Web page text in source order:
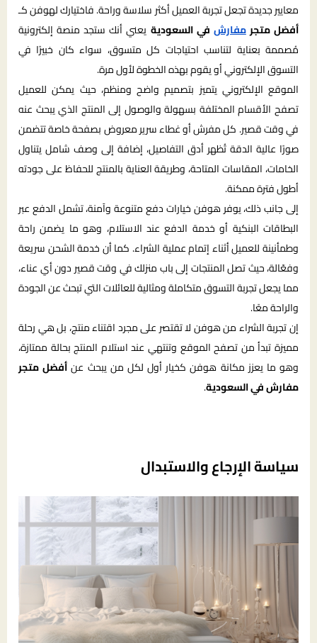
معايير جديدة تجعل تجربة العميل أكثر سلاسة وراحة. فاختيارك لهوفن كـ
أفضل متجرمفارش في السعودية يعني أنك ستجد منصة إلكترونية
مُصممة بعناية لتناسب احتياجات كل متسوق، سواء كان خبيرًا في
التسوق الإلكتروني أو يقوم بهذه الخطوة لأول مرة.
الموقع الإلكتروني يتميز بتصميم واضح ومنظم، حيث يمكن للعميل
تصفح الأقسام المختلفة بسهولة والوصول إلى المنتج الذي يبحث عنه
في وقت قصير. كل مفرش أو غطاء سرير معروض بصفحة خاصة تتضمن
صورًا عالية الدقة تُظهر أدق التفاصيل، إضافة إلى وصف شامل يتناول
الخامات، المقاسات المتاحة، وطريقة العناية بالمنتج للحفاظ على جودته
أطول فترة ممكنة.
إلى جانب ذلك، يوفر هوفن خيارات دفع متنوعة وآمنة، تشمل الدفع عبر
البطاقات البنكية أو خدمة الدفع عند الاستلام، وهو ما يضمن راحة
وطمأنينة للعميل أثناء إتمام عملية الشراء. كما أن خدمة الشحن سريعة
وفعّالة، حيث تصل المنتجات إلى باب منزلك في وقت قصير دون أي عناء،
مما يجعل تجربة التسوق متكاملة ومثالية للعائلات التي تبحث عن الجودة
والراحة معًا.
إن تجربة الشراء من هوفن لا تقتصر على مجرد اقتناء منتج، بل هي رحلة
مميزة تبدأ من تصفح الموقع وتنتهي عند استلام المنتج بحالة ممتازة،
وهو ما يعزز مكانة هوفن كخيار أول لكل من يبحث عنأفضل متجر
مفارش في السعودية.
سياسة الإرجاع والاستبدال